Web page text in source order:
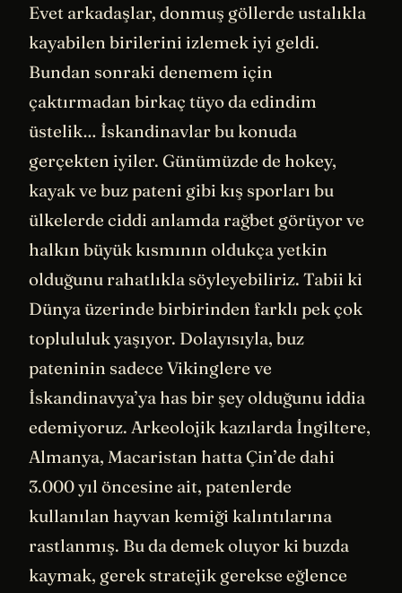
Evet arkadaşlar, donmuş göllerde ustalıkla
kayabilen birilerini izlemek iyi geldi.
Bundan sonraki denemem için
çaktırmadan birkaç tüyo da edindim
üstelik… İskandinavlar bu konuda
gerçekten iyiler. Günümüzde de hokey,
kayak ve buz pateni gibi kış sporları bu
ülkelerde ciddi anlamda rağbet görüyor ve
halkın büyük kısmının oldukça yetkin
olduğunu rahatlıkla söyleyebiliriz. Tabii ki
Dünya üzerinde birbirinden farklı pek çok
toplululuk yaşıyor. Dolayısıyla, buz
pateninin sadece Vikinglere ve
İskandinavya’ya has bir şey olduğunu iddia
edemiyoruz. Arkeolojik kazılarda İngiltere,
Almanya, Macaristan hatta Çin’de dahi
3.000 yıl öncesine ait, patenlerde
kullanılan hayvan kemiği kalıntılarına
rastlanmış. Bu da demek oluyor ki buzda
kaymak, gerek stratejik gerekse eğlence